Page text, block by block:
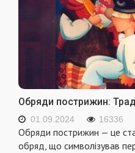
Обряди пострижин:
01.09.2024 16336
Обряди пострижин — це
обряд, що символізував